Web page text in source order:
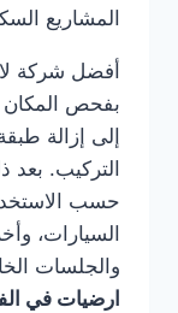
المشاريع
أفضل شركة لا
بفحص المكان
إلى إزالة
التركيب. بعد
حسب
السيارات،
والجلسات
ارضيات في